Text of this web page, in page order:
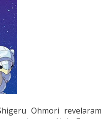
Ohmori revelaram